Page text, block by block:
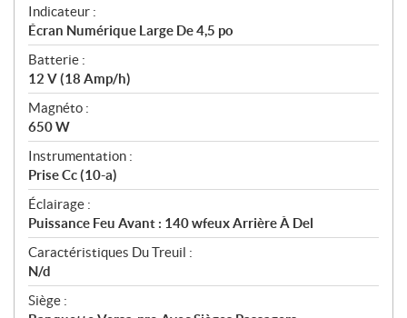
Indicateur :
Écran Numérique Large De 4,5 po
Batterie :
12 V (18 Amp/h)
Magnéto :
650 W
Instrumentation :
Prise Cc (10-a)
Éclairage :
Puissance Feu Avant : 140 wfeux Arrière À Del
Caractéristiques Du Treuil :
N/d
Siège :